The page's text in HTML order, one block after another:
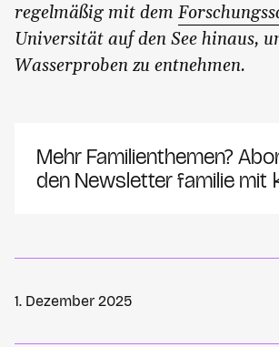
regelmäßig mit dem
Universität auf den See hinaus,
Wasserproben zu entnehmen.
Mehr Familienthemen?
den Newsletter familie mit
1. Dezember 2025